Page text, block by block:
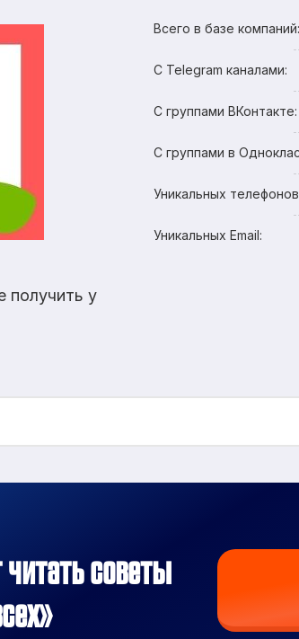
Всего в базе компаний:
С Telegram каналами:
С группами ВКонтакте:
С группами в
Уникальных
Уникальных Email:
получить у
читать советы